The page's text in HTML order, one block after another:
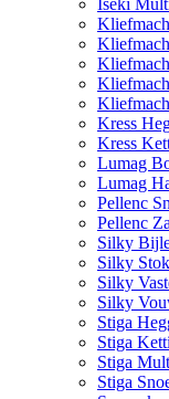
Kress
Kress
Lumag
Lumag
Pellenc
Pellenc
Silky
Silky
Silky
Silky
Stiga
Stiga
Stiga
Stiga